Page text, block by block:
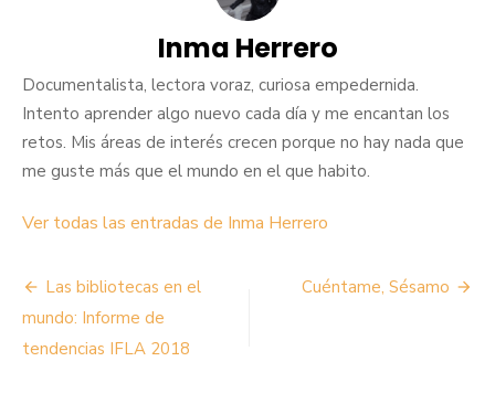
Inma Herrero
Documentalista, lectora voraz, curiosa empedernida.
Intento aprender algo nuevo cada día y me encantan los
retos. Mis áreas de interés crecen porque no hay nada que
me guste más que el mundo en el que habito.
Ver todas las entradas de Inma Herrero
Navegación
de
entradas
Las bibliotecas en el
mundo: Informe de
tendencias IFLA 2018
Cuéntame, Sésamo